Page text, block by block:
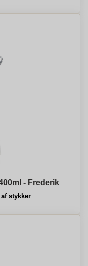
- Frederik
af stykker